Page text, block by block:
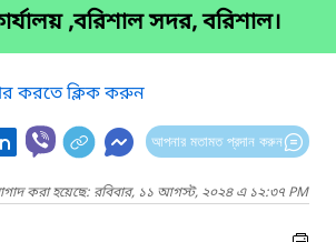
,বরিশাল সদর, বরিশাল।
করতে ক্লিক করুন
আপনার মতামত প্রদান করুন
করা হয়েছে: রবিবার, ১১ আগস্ট, ২০২৪ এ ১২:৩৭ PM